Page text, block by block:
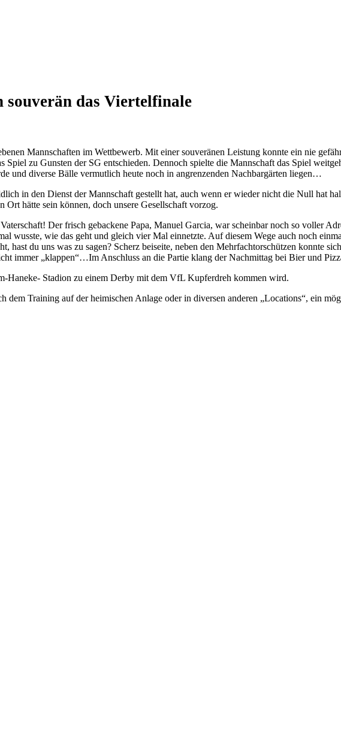
das Viertelfinale
Mannschaften im Wettbewerb. Mit einer souveränen Leistung konnte ein nie
zu Gunsten der SG entschieden. Dennoch spielte die Mannschaft das Spiel
und diverse Bälle vermutlich heute noch in angrenzenden Nachbargärten liegen…
in den Dienst der Mannschaft gestellt hat, auch wenn er wieder nicht die Null hat
Ort hätte sein können, doch unsere Gesellschaft vorzog.
Der frisch gebackene Papa, Manuel Garcia, war scheinbar noch so voller
wusste, wie das geht und gleich vier Mal einnetzte. Auf diesem Wege auch noch
hast du uns was zu sagen? Scherz beiseite, neben den Mehrfachtorschützen konnte
immer „klappen“…Im Anschluss an die Partie klang der Nachmittag bei Bier und
Haneke- Stadion zu einem Derby mit dem VfL Kupferdreh kommen wird.
dem Training auf der heimischen Anlage oder in diversen anderen „Locations“, ein